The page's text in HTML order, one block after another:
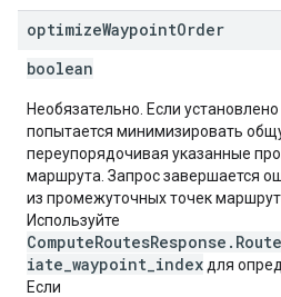
optimizeWaypointOrder
boolean
Необязательно. Если
попытается минимизировать
переупорядочивая указанные
маршрута. Запрос завершается
из промежуточных точек
Используйте
iate_waypoint_index для
Если